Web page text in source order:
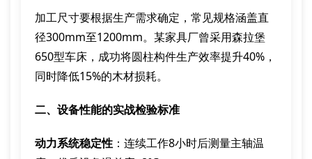
加工尺寸要根据生产需求确定，常见规格涵盖直
径300mm至1200mm。某家具厂曾采用森拉堡
650型车床，成功将圆柱构件生产效率提升40%，
同时降低15%的木材损耗。
二、设备性能的实战检验标准
动力系统稳定性 ：连续工作8小时后测量主轴温